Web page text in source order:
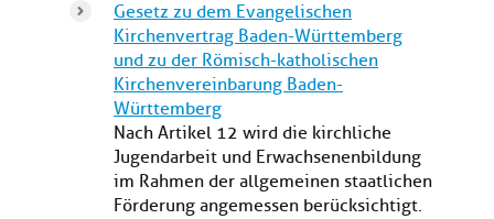
Gesetz zu dem Evangelischen
Kirchenvertrag Baden-Württemberg
und zu der Römisch-katholischen
Kirchenvereinbarung Baden-
Württemberg
Nach Artikel 12 wird die kirchliche
Jugendarbeit und Erwachsenenbildung
im Rahmen der allgemeinen staatlichen
Förderung angemessen berücksichtigt.